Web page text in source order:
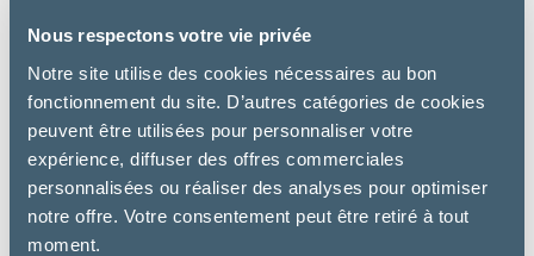
Nous respectons votre vie privée
Notre site utilise des cookies nécessaires au bon
fonctionnement du site. D’autres catégories de cookies
peuvent être utilisées pour personnaliser votre
expérience, diffuser des offres commerciales
personnalisées ou réaliser des analyses pour optimiser
notre offre. Votre consentement peut être retiré à tout
moment.